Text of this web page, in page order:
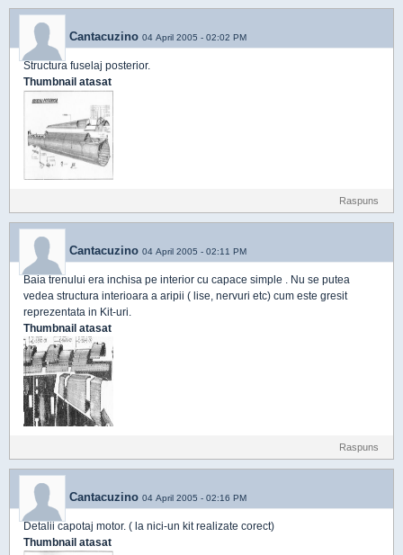
Cantacuzino 04 April 2005 - 02:02 PM
Structura fuselaj posterior.
Thumbnail atasat
Raspuns
Cantacuzino 04 April 2005 - 02:11 PM
Baia trenului era inchisa pe interior cu capace simple . Nu se putea
vedea structura interioara a aripii ( lise, nervuri etc) cum este gresit
reprezentata in Kit-uri.
Thumbnail atasat
Raspuns
Cantacuzino 04 April 2005 - 02:16 PM
Detalii capotaj motor. ( la nici-un kit realizate corect)
Thumbnail atasat